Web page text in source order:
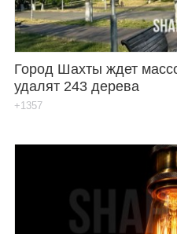
Город Шахты ждет
удалят 243 дерева
+1357